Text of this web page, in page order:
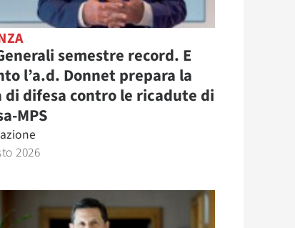
semestre record. E
l’a.d. Donnet prepara la
di difesa contro le ricadute di
MPS
2026